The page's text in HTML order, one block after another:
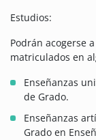
Estudios:
Podrán acogerse
matriculados en
Enseñanzas
de Grado.
Enseñanzas
Grado en